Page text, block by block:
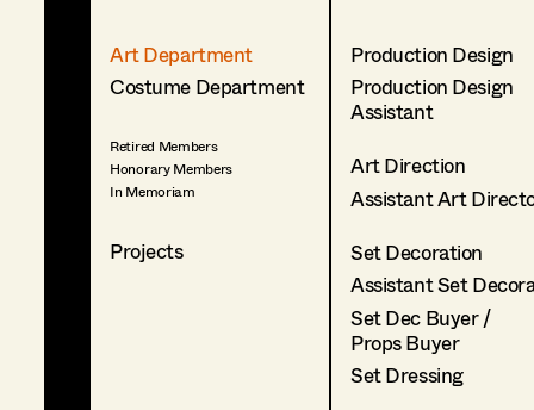
Art Department
Costume Department
Retired Members
Honorary Members
In Memoriam
Projects
Production Design
Production Design
Assistant
Art Direction
Assistant Art
Set Decoration
Assistant Set
Set Dec Buyer /
Props Buyer
Set Dressing